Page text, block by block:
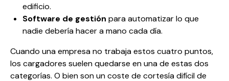
edificio.
Software de gestión para automatizar lo que
nadie debería hacer a mano cada día.
Cuando una empresa no trabaja estos cuatro puntos,
los cargadores suelen quedarse en una de estas dos
categorías. O bien son un coste de cortesía difícil de